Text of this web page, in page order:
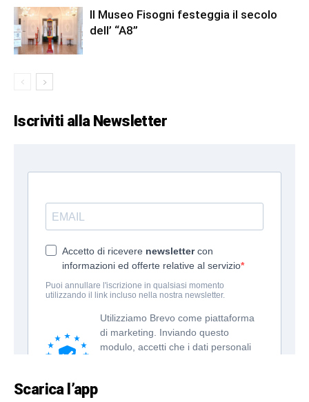
Il Museo Fisogni festeggia il secolo
dell’ “A8”
Iscriviti alla Newsletter
Scarica l’app